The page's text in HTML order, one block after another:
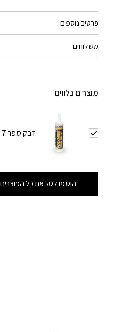
פרטים נוספים
משלוחים
מוצרים נלווים
דבק סופר 7 הייטק
הוסיפו לסל את כל המוצרים
Add